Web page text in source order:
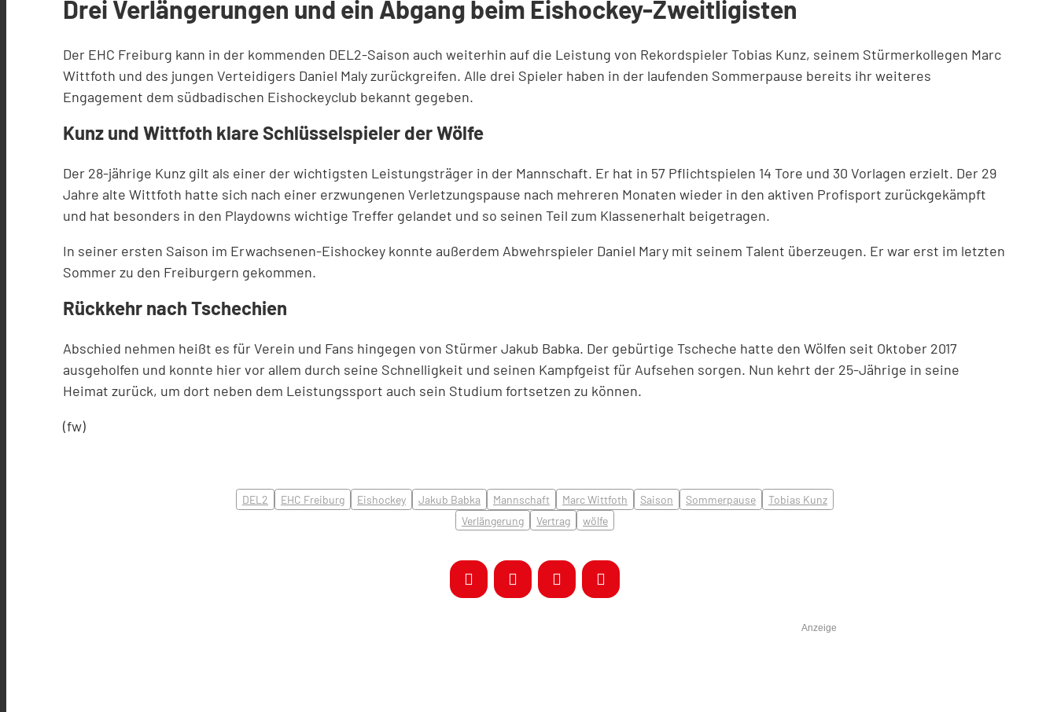
Drei Verlängerungen und ein Abgang beim Eishockey-Zweitligisten
Der EHC Freiburg kann in der kommenden DEL2-Saison auch weiterhin auf die Leistung von Rekordspieler Tobias Kunz, seinem Stürmerkollegen Marc
Wittfoth und des jungen Verteidigers Daniel Maly zurückgreifen. Alle drei Spieler haben in der laufenden Sommerpause bereits ihr weiteres
Engagement dem südbadischen Eishockeyclub bekannt gegeben.
Kunz und Wittfoth klare Schlüsselspieler der Wölfe
Der 28-jährige Kunz gilt als einer der wichtigsten Leistungsträger in der Mannschaft. Er hat in 57 Pflichtspielen 14 Tore und 30 Vorlagen erzielt. Der 29
Jahre alte Wittfoth hatte sich nach einer erzwungenen Verletzungspause nach mehreren Monaten wieder in den aktiven Profisport zurückgekämpft
und hat besonders in den Playdowns wichtige Treffer gelandet und so seinen Teil zum Klassenerhalt beigetragen.
In seiner ersten Saison im Erwachsenen-Eishockey konnte außerdem Abwehrspieler Daniel Mary mit seinem Talent überzeugen. Er war erst im letzten
Sommer zu den Freiburgern gekommen.
Rückkehr nach Tschechien
Abschied nehmen heißt es für Verein und Fans hingegen von Stürmer Jakub Babka. Der gebürtige Tscheche hatte den Wölfen seit Oktober 2017
ausgeholfen und konnte hier vor allem durch seine Schnelligkeit und seinen Kampfgeist für Aufsehen sorgen. Nun kehrt der 25-Jährige in seine
Heimat zurück, um dort neben dem Leistungssport auch sein Studium fortsetzen zu können.
(fw)
DEL2 EHC Freiburg Eishockey Jakub Babka Mannschaft Marc Wittfoth Saison Sommerpause
Tobias Kunz
Verlängerung
Vertrag wölfe
Anzeige